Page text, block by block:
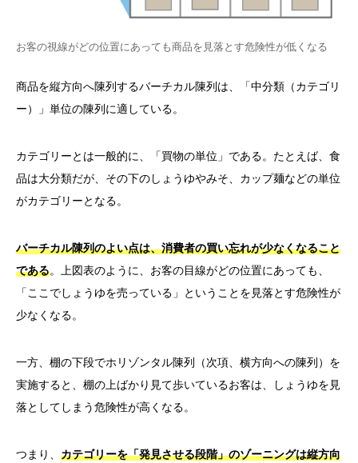
お客の視線がどの位置にあっても商品を見落とす危険性が低くなる
商品を縦方向へ陳列するバーチカル陳列は、「中分類（カテゴリ
ー）」単位の陳列に適している。
カテゴリーとは一般的に、「買物の単位」である。たとえば、食
品は大分類だが、その下のしょうゆやみそ、カップ麺などの単位
がカテゴリーとなる。
バーチカル陳列のよい点は、消費者の買い忘れが少なくなること
である。上図表のように、お客の目線がどの位置にあっても、
「ここでしょうゆを売っている」ということを見落とす危険性が
少なくなる。
一方、棚の下段でホリゾンタル陳列（次項、横方向への陳列）を
実施すると、棚の上ばかり見て歩いているお客は、しょうゆを見
落としてしまう危険性が高くなる。
つまり、 カテゴリーを「発見させる段階」のゾーニングは縦方向